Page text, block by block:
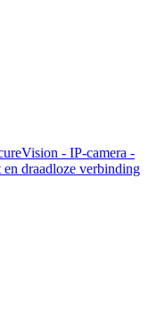
- IP-camera -
draadloze verbinding